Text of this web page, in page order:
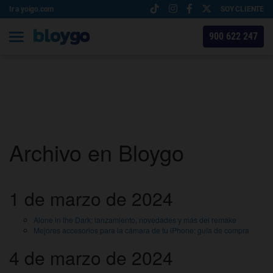
Ir a yoigo.com SOY CLIENTE
900 622 247
Archivo en Bloygo
1 de marzo de 2024
Alone in the Dark: lanzamiento, novedades y más del remake
Mejores accesorios para la cámara de tu iPhone: guía de compra
4 de marzo de 2024